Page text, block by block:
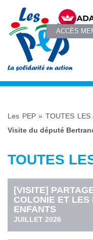
ACCÈS
Les PEP»TOUTES LES
Visite du député
TOUTES
[VISITE]
COLONIE ET LES
ENFANTS
JUILLET 2026